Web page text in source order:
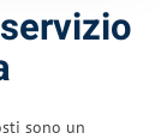
sono un